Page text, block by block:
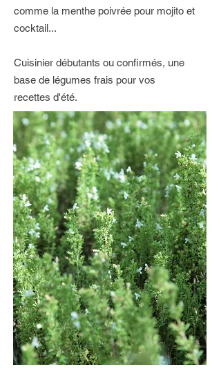
comme la menthe poivrée pour mojito et
cocktail...
Cuisinier débutants ou confirmés, une
base de légumes frais pour vos
recettes d'été.